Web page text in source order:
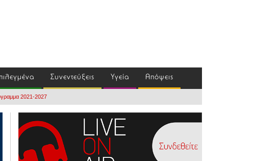
Συνεντεύξεις Υγεία Απόψεις
2021-2027